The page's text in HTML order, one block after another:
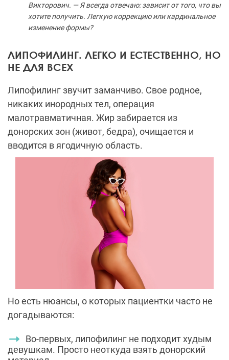
Викторович. — Я всегда отвечаю: зависит от того, что вы
хотите получить. Легкую коррекцию или кардинальное
изменение формы?
ЛИПОФИЛИНГ. ЛЕГКО И ЕСТЕСТВЕННО, НО
НЕ ДЛЯ ВСЕХ
Липофилинг звучит заманчиво. Свое родное,
никаких инородных тел, операция
малотравматичная. Жир забирается из
донорских зон (живот, бедра), очищается и
вводится в ягодичную область.
Но есть нюансы, о которых пациентки часто не
догадываются:
Во-первых, липофилинг не подходит худым
девушкам. Просто неоткуда взять донорский